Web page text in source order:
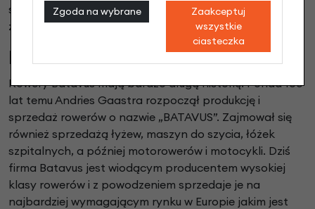
stawia na dwukołowce elektryczne. Pozwala to na
zmniejszenie emisji gazów cieplarnianych w miastach.
Rowery miejskie Batavus
Rowery Batavus mają bardzo długą historię. Ponad 100
lat temu Andries Gaastra rozpoczął produkcję i
sprzedaż rowerów o nazwie „BATAVUS”. Zajmował się
również sprzedażą łyżew, maszyn do szycia, łóżek
szpitalnych, a później motorowerów i motocykli. Dziś
firma Batavus jest wiodącym producentem wysokiej
klasy rowerów i z powodzeniem sprzedaje je na
najbardziej wymagającym rynku w Europie jakim jest
Zgoda na wybrane
Zaakceptuj
wszystkie
ciasteczka